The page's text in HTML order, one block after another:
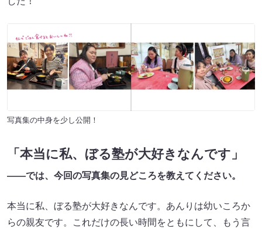
写真集の中身を少し公開！
「本当に私、ぼる塾が大好きなんです」
――では、今回の写真集の見どころを教えてください。
本当に私、ぼる塾が大好きなんです。あんりは幼いころか
らの親友です。これだけの長い時間をともにして、もう言